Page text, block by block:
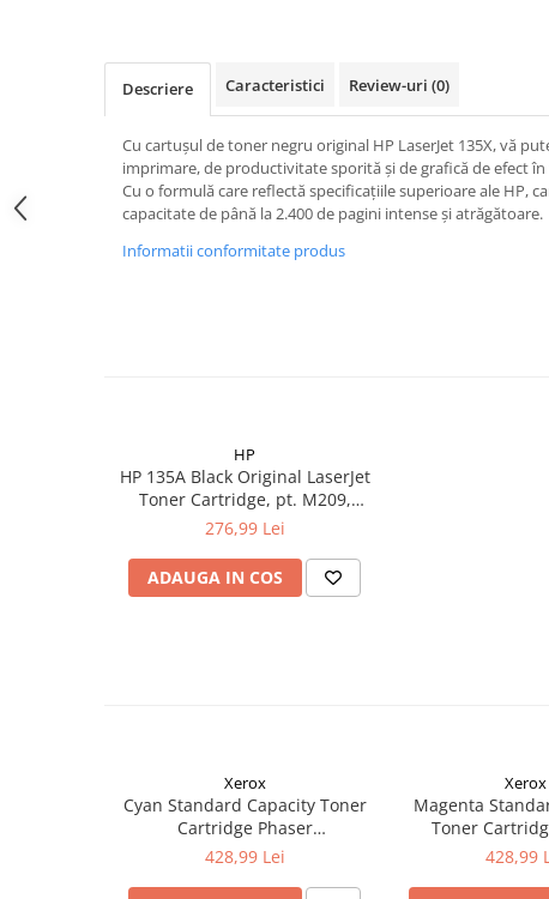
Descriere Caracteristici Review-uri (0)
Cu cartușul de toner negru original HP LaserJet 135X, vă
imprimare, de productivitate sporită și de grafică de efect
Cu o formulă care reflectă specificațiile superioare ale HP,
capacitate de până la 2.400 de pagini intense și atrăgătoare.
Informatii conformitate produs
HP
HP 135A Black Original LaserJet
Toner Cartridge, pt. M209,
M234; cap. 1.100 pag
276,99 Lei
ADAUGA IN COS
Xerox
Cyan Standard Capacity Toner
Cartridge Phaser
6510/WorkCentre 6515
428,99 Lei
Xerox
Magenta
Toner
6510/428,99